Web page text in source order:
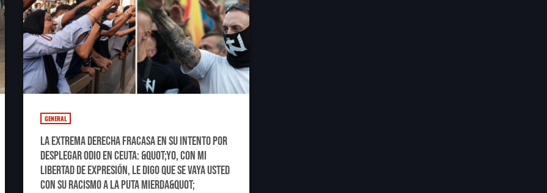
GENERAL
La extrema derecha fracasa en su intento por
desplegar odio en Ceuta: &quot;Yo, con mi
libertad de expresión, le digo que se vaya usted
con su racismo a la puta mierda&quot;